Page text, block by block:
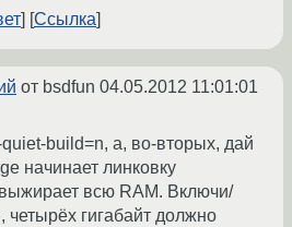
Ссылка
от bsdfun 04.05.2012 11:01:01
build=n, а, во-вторых, дай
начинает линковку
всю RAM. Включи/
четырёх гигабайт должно